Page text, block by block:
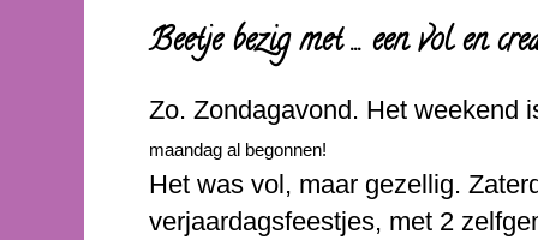
Beetje bezig met ... een vol en
Zo. Zondagavond. Het weekend
maandag al begonnen!
Het was vol, maar gezellig.
verjaardagsfeestjes, met 2